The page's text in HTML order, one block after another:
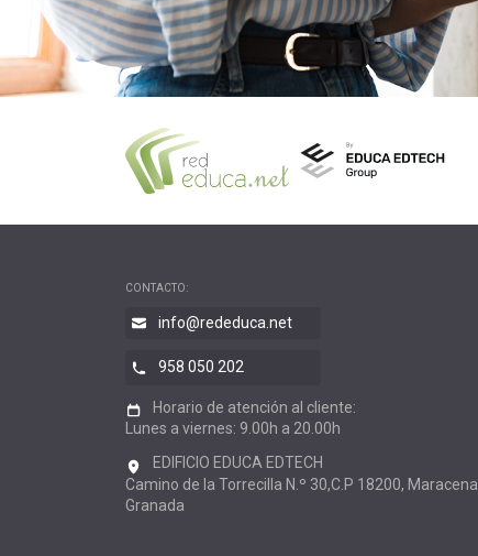
CONTACTO:
info@rededuca.net
958 050 202
Horario de atención al cliente:
Lunes a viernes: 9.00h a 20.00h
EDIFICIO EDUCA EDTECH
Camino de la Torrecilla N.º 30,C.P 18200, Maracena
Granada